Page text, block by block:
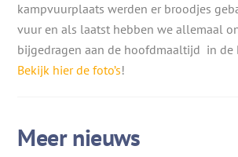
kampvuurplaats werden er broodjes
vuur en als laatst hebben we allemaal
bijgedragen aan de hoofdmaaltijd in de
Bekijk hier de foto’s!